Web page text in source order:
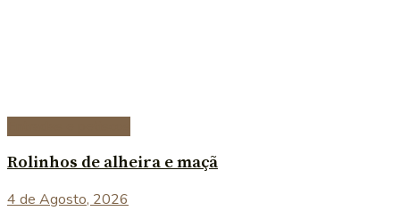
Rolinhos de alheira e maçã
4 de Agosto, 2026